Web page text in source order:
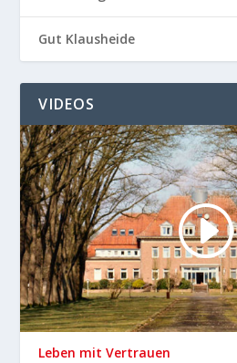
Gut Klausheide
VIDEOS
Leben mit Vertrauen